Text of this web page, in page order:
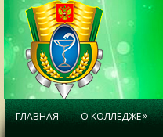
ГЛАВНАЯ О КОЛЛЕДЖЕ»